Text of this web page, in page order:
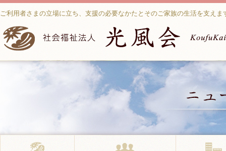
ご利用者さまの立場に立ち、支援の必要なかたとそのご家族の生活を支えま